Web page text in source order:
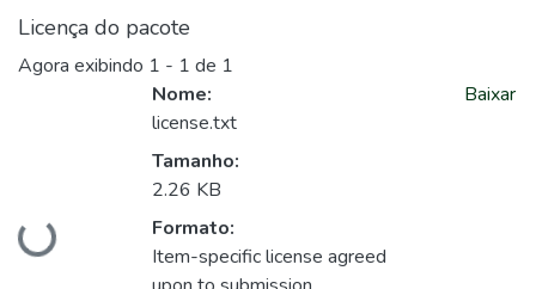
Licença do pacote
Agora exibindo 1 - 1 de 1
Carregando...
Nome:
license.txt
Tamanho:
2.26 KB
Formato:
Item-specific license agreed
Baixar